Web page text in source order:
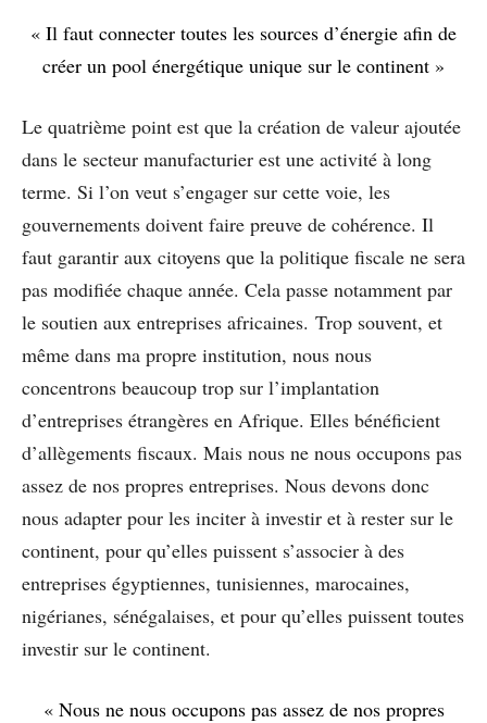
« Il faut connecter toutes les sources d’énergie afin de
créer un pool énergétique unique sur le continent »
Le quatrième point est que la création de valeur ajoutée
dans le secteur manufacturier est une activité à long
terme. Si l’on veut s’engager sur cette voie, les
gouvernements doivent faire preuve de cohérence. Il
faut garantir aux citoyens que la politique fiscale ne sera
pas modifiée chaque année. Cela passe notamment par
le soutien aux entreprises africaines. Trop souvent, et
même dans ma propre institution, nous nous
concentrons beaucoup trop sur l’implantation
d’entreprises étrangères en Afrique. Elles bénéficient
d’allègements fiscaux. Mais nous ne nous occupons pas
assez de nos propres entreprises. Nous devons donc
nous adapter pour les inciter à investir et à rester sur le
continent, pour qu’elles puissent s’associer à des
entreprises égyptiennes, tunisiennes, marocaines,
nigérianes, sénégalaises, et pour qu’elles puissent toutes
investir sur le continent.
« Nous ne nous occupons pas assez de nos propres